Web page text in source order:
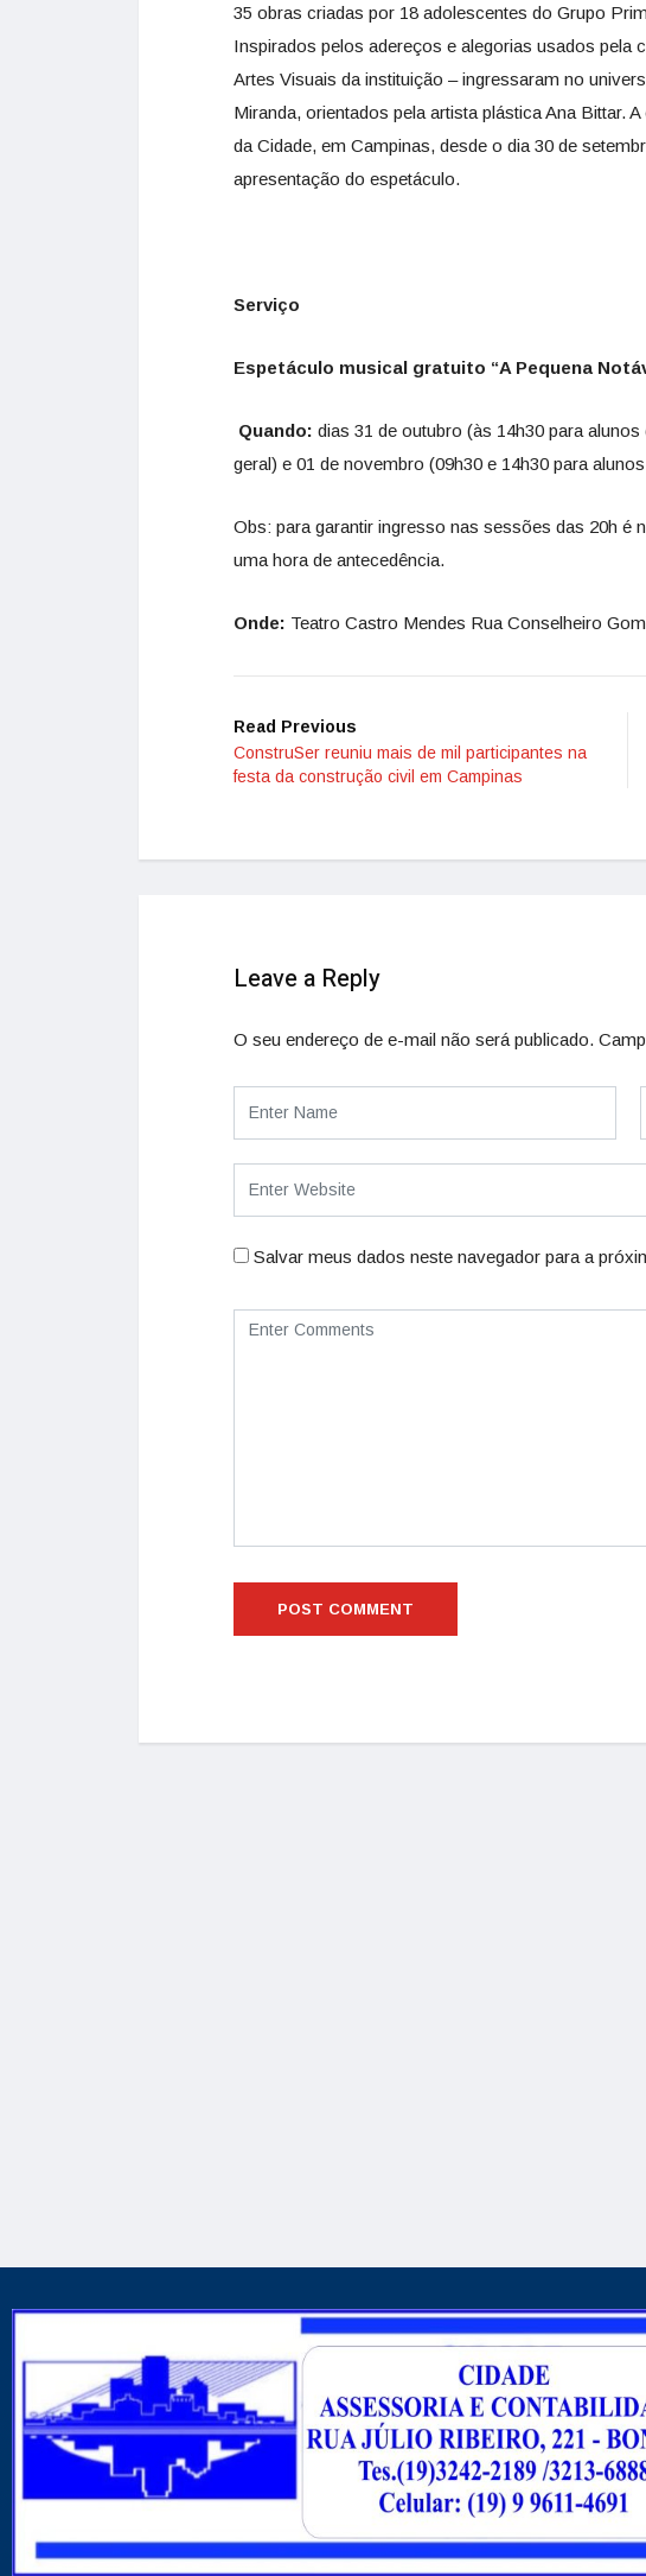
35 obras criadas por 18 adolescentes do Grupo
Inspirados pelos adereços e alegorias usados pela
Artes Visuais da instituição – ingressaram no
Miranda, orientados pela artista plástica Ana Bittar.
da Cidade, em Campinas, desde o dia 30 de
apresentação do espetáculo.
Serviço
Espetáculo musical gratuito “A Pequena
Quando: dias 31 de outubro (às 14h30 para
geral) e 01 de novembro (09h30 e 14h30 para
Obs: para garantir ingresso nas sessões das 20h é
uma hora de antecedência.
Onde: Teatro Castro Mendes Rua Conselheiro
Read Previous
ConstruSer reuniu mais de mil participantes na
festa da construção civil em Campinas
Leave a Reply
O seu endereço de e-mail não será publicado.
Salvar meus dados neste navegador para a